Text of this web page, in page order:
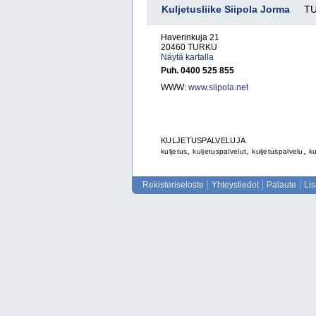
Kuljetusliike Siipola Jorma
Haverinkuja 21
20460 TURKU
Näytä kartalla
Puh. 0400 525 855
WWW: www.siipola.net
KULJETUSPALVELUJA
kuljetus ,kuljetuspalvelut ,kuljetuspalvelu
Rekisteriseloste Yhteystiedot Palaute